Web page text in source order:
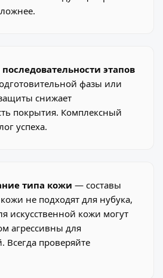
этапов
фазы или
снижает
покрытия. Комплексный
успеха.
типа кожи — составы
не подходят для нубука,
искусственной кожи могут
агрессивны для
Всегда проверяйте